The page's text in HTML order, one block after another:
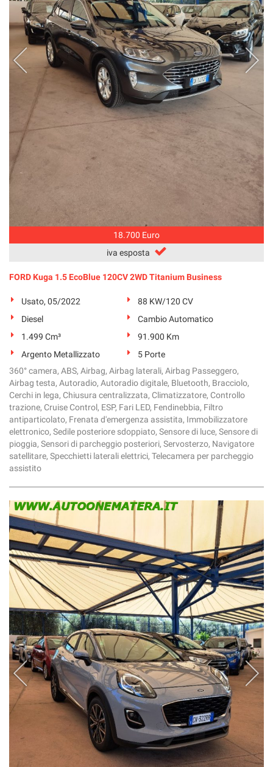
18.700 Euro
iva esposta
FORD Kuga 1.5 EcoBlue 120CV 2WD Titanium Business
Usato, 05/2022
88 KW/120 CV
Diesel
Cambio Automatico
1.499 Cm³
91.900 Km
Argento Metallizzato
5 Porte
360° camera, ABS, Airbag, Airbag laterali, Airbag Passeggero,
Airbag testa, Autoradio, Autoradio digitale, Bluetooth, Bracciolo,
Cerchi in lega, Chiusura centralizzata, Climatizzatore, Controllo
trazione, Cruise Control, ESP, Fari LED, Fendinebbia, Filtro
antiparticolato, Frenata d'emergenza assistita, Immobilizzatore
elettronico, Sedile posteriore sdoppiato, Sensore di luce, Sensore di
pioggia, Sensori di parcheggio posteriori, Servosterzo, Navigatore
satellitare, Specchietti laterali elettrici, Telecamera per parcheggio
assistito